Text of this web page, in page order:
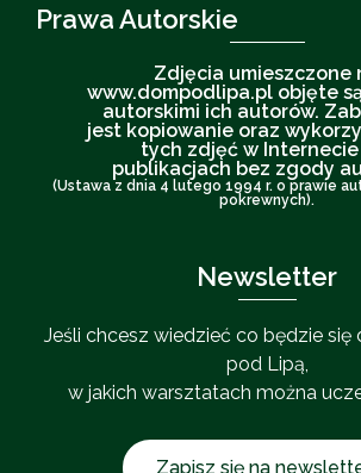
Prawa Autorskie
Zdjęcia umieszczone
www.dompodlipa.pl objęte
autorskimi ich autorów.
jest kopiowanie oraz
tych zdjęć w
publikacjach bez zgody
(Ustawa z dnia 4 lutego 1994 r. o prawie
pokrewnych).
Newsletter
Jeśli chcesz wiedzieć co będzie się
pod Lipą,
w jakich warsztatach można
Zapisz się na